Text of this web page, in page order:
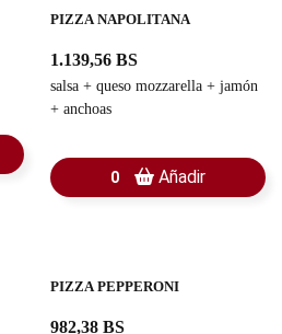
PIZZA NAPOLITANA
1.139,56 BS
salsa + queso mozzarella + jamón
+ anchoas
0 Añadir
PIZZA PEPPERONI
982,38 BS